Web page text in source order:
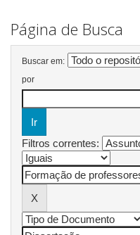
Página de Busca
Buscar em:
por
Filtros correntes: